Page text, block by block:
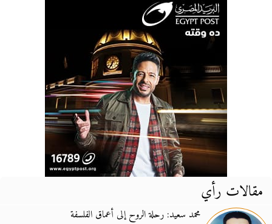
مقالات رأي
محمد سعيد: رحلة الروح إلى أعماق الفلسفة